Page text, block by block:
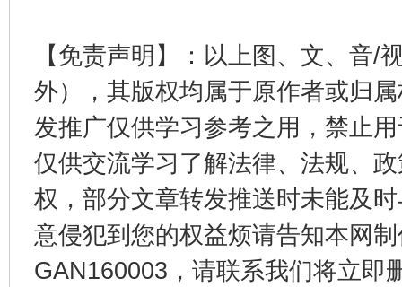
【免责声明】：以上图、文、音/
外），其版权均属于原作者或归
发推广仅供学习参考之用，禁止
仅供交流学习了解法律、法规、
权，部分文章转发推送时未能及
意侵犯到您的权益烦请告知本网
GAN160003，请联系我们将立即
东山县通报“牛蛙产品抗生素超标问题” 法